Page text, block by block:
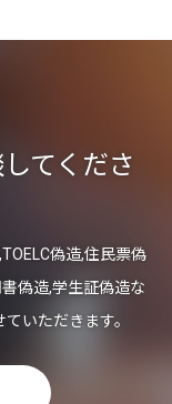
てくださ
偽造,住民票偽
偽造,学生証偽造な
いただきます。